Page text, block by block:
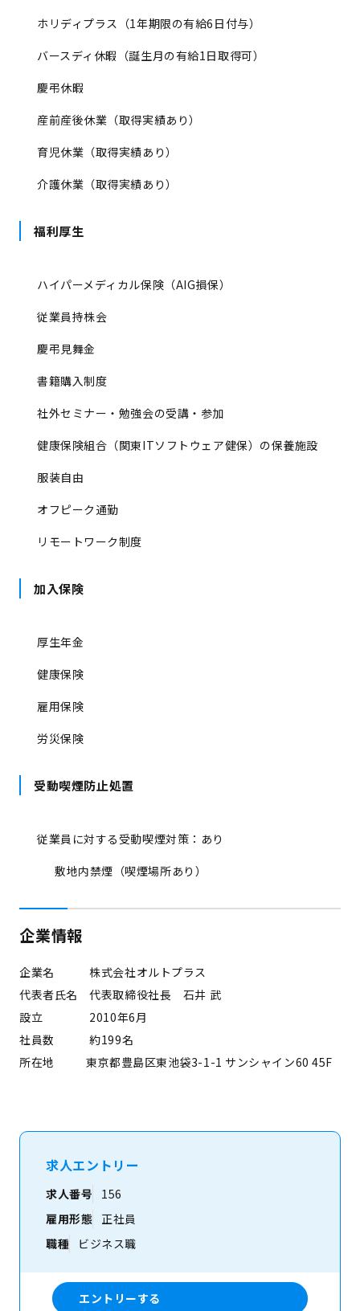
ホリディプラス（1年期限の有給6日付与）
バースディ休暇（誕生月の有給1日取得可）
慶弔休暇
産前産後休業（取得実績あり）
育児休業（取得実績あり）
介護休業（取得実績あり）
福利厚生
ハイパーメディカル保険（AIG損保）
従業員持株会
慶弔見舞金
書籍購入制度
社外セミナー・勉強会の受講・参加
健康保険組合（関東ITソフトウェア健保）の保養施設
服装自由
オフピーク通勤
リモートワーク制度
加入保険
厚生年金
健康保険
雇用保険
労災保険
受動喫煙防止処置
従業員に対する受動喫煙対策：あり
敷地内禁煙（喫煙場所あり）
企業情報
企業名 株式会社オルトプラス
代表者氏名 代表取締役社長 石井 武
設立 2010年6月
社員数 約199名
所在地 東京都豊島区東池袋3-1-1 サンシャイン60 45F
求人エントリー
求人番号
156
雇用形態 正社員
職種
ビジネス職
エントリーする